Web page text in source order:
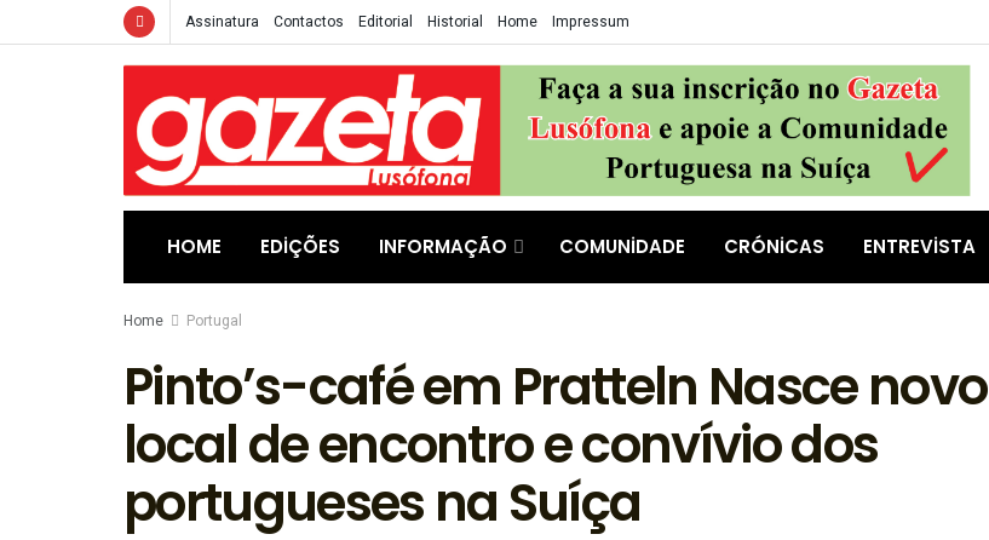
Assinatura Contactos Editorial Historial Home Impressum
HOME EDIÇÕES INFORMAÇÃO COMUNIDADE CRÓNICAS ENTREVISTA
Home Portugal
Pinto’s-café em Pratteln Nasce novo
local de encontro e convívio dos
portugueses na Suíça